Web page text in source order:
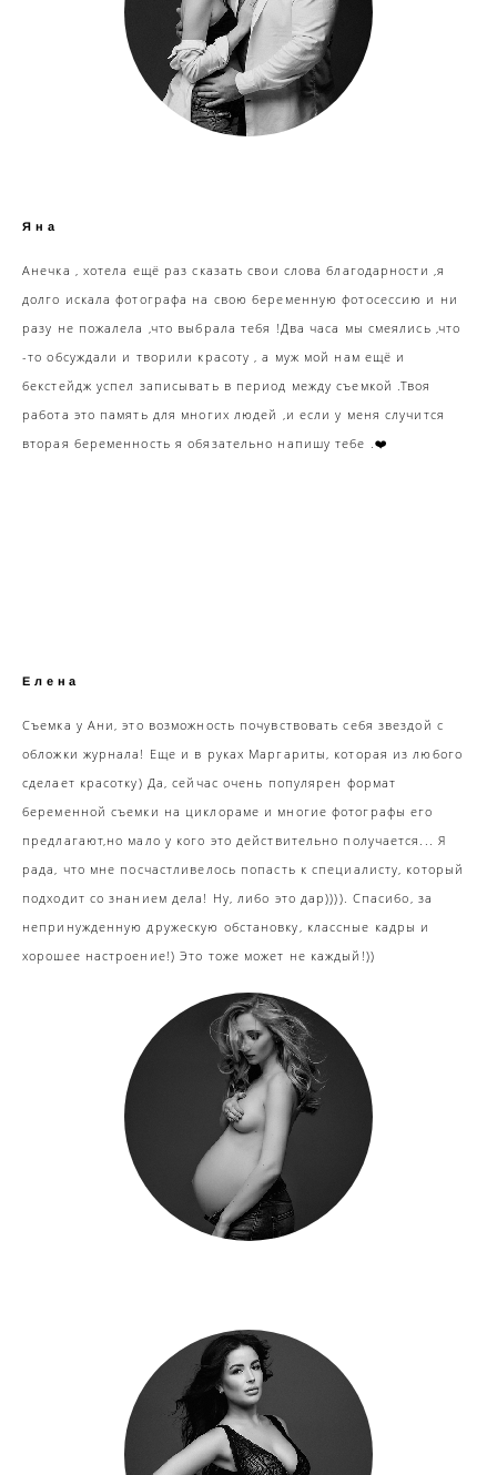
Яна
Анечка , хотела ещё раз сказать свои слова благодарности ,я
долго искала фотографа на свою беременную фотосессию и ни
разу не пожалела ,что выбрала тебя !Два часа мы смеялись ,что
-то обсуждали и творили красоту , а муж мой нам ещё и
бекстейдж успел записывать в период между съемкой .Твоя
работа это память для многих людей ,и если у меня случится
вторая беременность я обязательно напишу тебе .❤️
Елена
Съемка у Ани, это возможность почувствовать себя звездой с
обложки журнала! Еще и в руках Маргариты, которая из любого
сделает красотку) Да, сейчас очень популярен формат
беременной съемки на циклораме и многие фотографы его
предлагают,но мало у кого это действительно получается... Я
рада, что мне посчастливелось попасть к специалисту, который
подходит со знанием дела! Ну, либо это дар)))). Спасибо, за
непринужденную дружескую обстановку, классные кадры и
хорошее настроение!) Это тоже может не каждый!))